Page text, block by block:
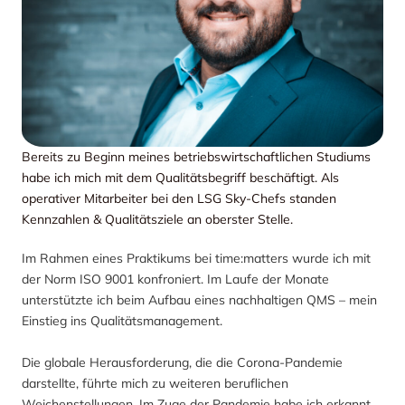
Bereits zu Beginn meines betriebswirtschaftlichen Studiums
habe ich mich mit dem Qualitätsbegriff beschäftigt. Als
operativer Mitarbeiter bei den LSG Sky-Chefs standen
Kennzahlen & Qualitätsziele an oberster Stelle.
Im Rahmen eines Praktikums bei time:matters wurde ich mit
der Norm ISO 9001 konfroniert. Im Laufe der Monate
unterstützte ich beim Aufbau eines nachhaltigen QMS – mein
Einstieg ins Qualitätsmanagement.
Die globale Herausforderung, die die Corona-Pandemie
darstellte, führte mich zu weiteren beruflichen